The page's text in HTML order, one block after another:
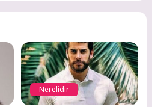
Nerelidir